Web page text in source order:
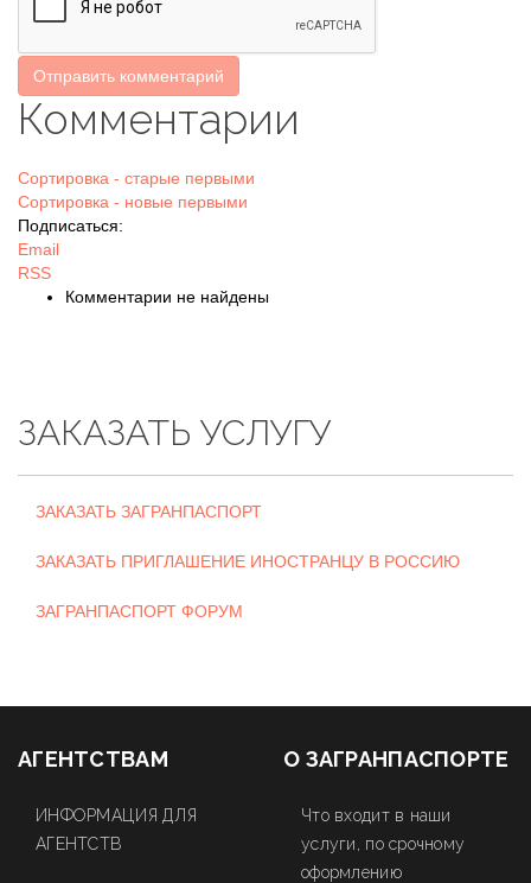
Отправить комментарий
Комментарии
Сортировка - старые первыми
Сортировка - новые первыми
Подписаться:
Email
RSS
Комментарии не найдены
ЗАКАЗАТЬ УСЛУГУ
ЗАКАЗАТЬ ЗАГРАНПАСПОРТ
ЗАКАЗАТЬ ПРИГЛАШЕНИЕ ИНОСТРАНЦУ В РОССИЮ
ЗАГРАНПАСПОРТ ФОРУМ
АГЕНТСТВАМ
ИНФОРМАЦИЯ ДЛЯ
АГЕНТСТВ
О ЗАГРАНПАСПОРТЕ
Что входит в наши
услуги, по срочному
оформлению